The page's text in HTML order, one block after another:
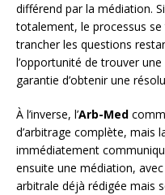
différend par la médiation.
totalement, le processus
trancher les questions
l’opportunité de trouver
garantie d’obtenir une
À l’inverse, l’Arb-Med
d’arbitrage complète, mais
immédiatement
ensuite une médiation,
arbitrale déjà rédigée mais